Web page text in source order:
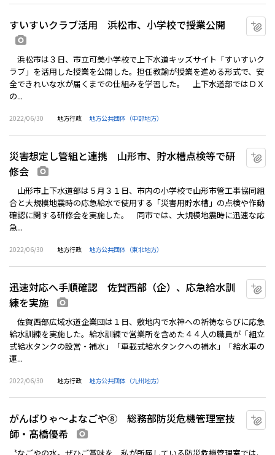
すいすいクラブ活用 浜松市、小学校で授業公開
浜松市は３日、市立可美小学校で上下水道キッズサイト「すいすいク
ラブ」を活用した授業を公開した。担任教諭が授業を進める形式で、安
全できれいな水が届くまでの仕組みを学習した。 上下水道部ではＤＸ
の...
2022/06/30 地方行政 地方公共団体（中部地方）
災害想定し管組と連携 山形市、貯水槽点検等で研
修会
山形市上下水道部は５月３１日、市内の小学校で山形市管工事協同組
合と大規模地震時の応急給水で使用する「災害用貯水槽」の点検や作動
確認に関する研修会を実施した。 同市では、大規模地震時に迅速な応
急...
2022/06/30 地方行政 地方公共団体（東北地方）
迅速対応へ手順確認 佐賀西部（企）、応急給水訓
練を実施
佐賀西部広域水道企業団は１日、敷地内で水神への祈祷ならびに応急
給水訓練を実施した。給水訓練で営業所を含めた４４人の職員が「組立
式給水タンクの設営・補水」「車載式給水タンクへの補水」「給水車の
運...
2022/06/30 地方行政 地方公共団体（九州地方）
がんばりゃ～よなごや⑧ 総務部防災危機管理室技
師・髙橋優希